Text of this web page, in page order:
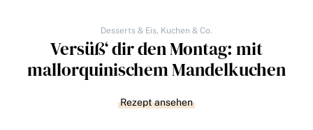
Desserts & Eis, Kuchen & Co.
Versüß‘ dir den Montag: mit
mallorquinischem Mandelkuchen
Rezept ansehen